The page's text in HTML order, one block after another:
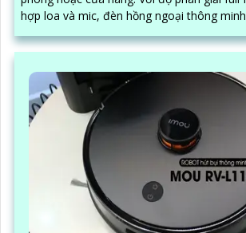
hợp loa và mic, đèn hồng ngoại thông
chất lượng ban đêm